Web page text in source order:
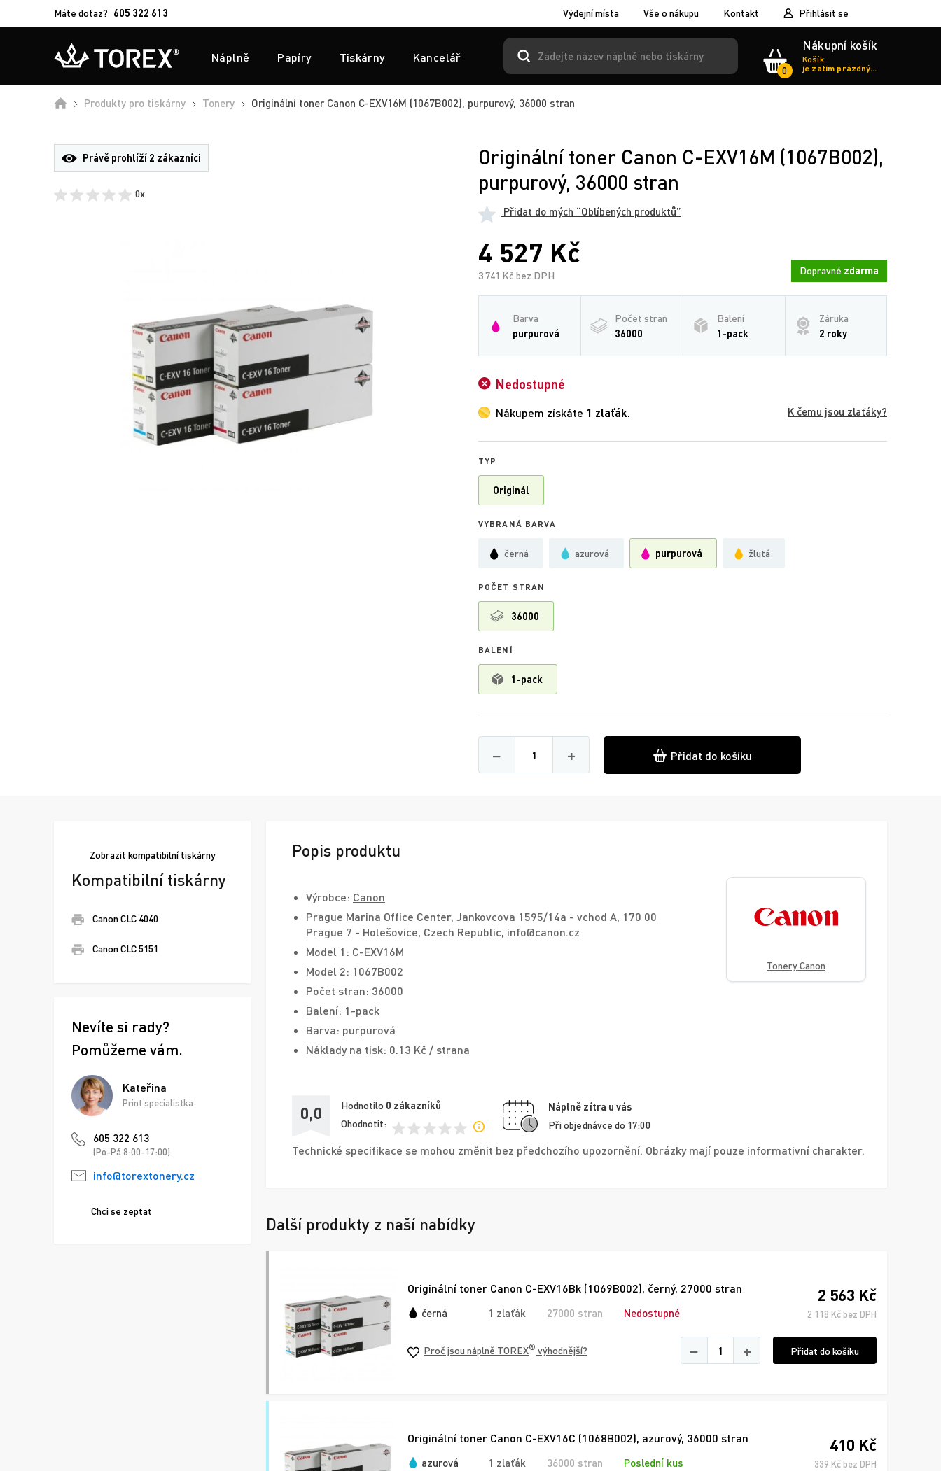
Máte dotaz? 605 322 613 Výdejní místa Vše o nákupu Kontakt Přihlásit se
Náplně Papíry Tiskárny Kancelář
0
Nákupní košík
Košík
je zatím prázdný...
ÚvodProdukty pro tiskárny Tonery Originální toner Canon C-EXV16M (1067B002), purpurový, 36000 stran
Právě prohlíží 2 zákazníci
0x
Originální toner Canon C-EXV16M (1067B002),
purpurový, 36000 stran
Přidat do mých “Oblíbených produktů”
4 527 Kč
3 741 Kč bez DPH Dopravné zdarma
Barva
purpurová
Počet stran
36000
Balení
1-pack
Záruka
2 roky
Nedostupné
Nákupem získáte 1 zlaťák. K čemu jsou zlaťáky?
TYP
Originál
VYBRANÁ BARVA
černá azurová purpurová žlutá
POČET STRAN
36000
BALENÍ
1-pack
−
Množství
+ Přidat do košíku
Zobrazit kompatibilní tiskárny
Kompatibilní tiskárny
Canon CLC 4040
Canon CLC 5151
Nevíte si rady?
Pomůžeme vám.
Kateřina
Print specialistka
605 322 613
(Po-Pá 8:00-17:00)
info@torextonery.cz
Chci se zeptat
Popis produktu
Výrobce: Canon
Prague Marina Office Center, Jankovcova 1595/14a - vchod A, 170 00
Prague 7 - Holešovice, Czech Republic, info@canon.cz
Model 1: C-EXV16M
Model 2: 1067B002
Počet stran: 36000
Balení: 1-pack
Barva: purpurová
Náklady na tisk: 0.13 Kč / strana
0,0 Hodnotilo 0 zákazníků
Ohodnotit:
Náplně zítra u vás
Při objednávce do 17:00
Tonery Canon
Technické specifikace se mohou změnit bez předchozího upozornění. Obrázky mají pouze informativní charakter.
Další produkty z naší nabídky
Originální toner Canon C-EXV16Bk (1069B002), černý, 27000 stran
černá 1 zlaťák 27000 stran Nedostupné
2 563 Kč
2 118 Kč bez DPH
Proč jsou náplně TOREX® výhodnější? − + Přidat do košíku
Originální toner Canon C-EXV16C (1068B002), azurový, 36000 stran
azurová 1 zlaťák 36000 stran Poslední kus
410 Kč
339 Kč bez DPH